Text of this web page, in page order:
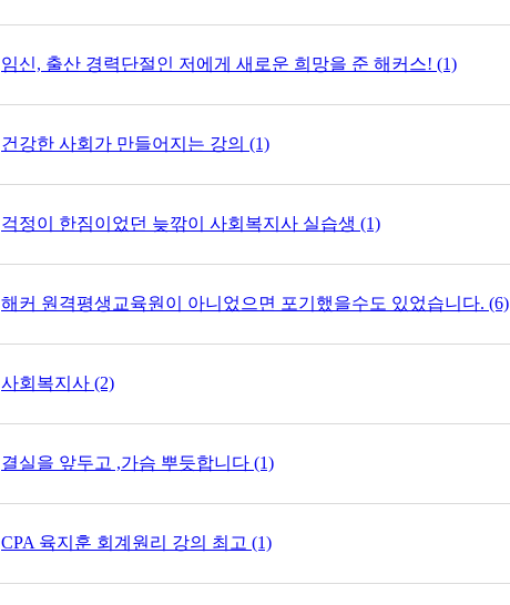
임신, 출산 경력단절인 저에게 새로운 희망을 준 해커스! (1)
건강한 사회가 만들어지는 강의 (1)
걱정이 한짐이었던 늦깎이 사회복지사 실습생 (1)
해커 원격평생교육원이 아니었으면 포기했을수도 있었습니다. (6)
사회복지사 (2)
결실을 앞두고 ,가슴 뿌듯합니다 (1)
CPA 육지훈 회계원리 강의 최고 (1)